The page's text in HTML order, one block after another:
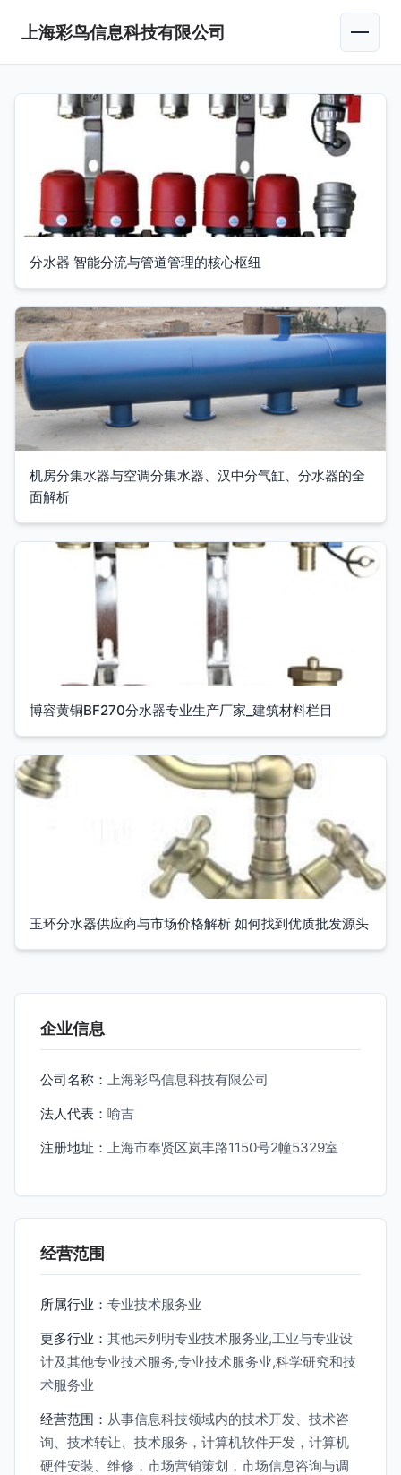
上海彩鸟信息科技有限公司
分水器 智能分流与管道管理的核心枢纽
机房分集水器与空调分集水器、汉中分气缸、分水器的全
面解析
博容黄铜BF270分水器专业生产厂家_建筑材料栏目
玉环分水器供应商与市场价格解析 如何找到优质批发源头
企业信息
公司名称： 上海彩鸟信息科技有限公司
法人代表： 喻吉
注册地址： 上海市奉贤区岚丰路1150号2幢5329室
经营范围
所属行业： 专业技术服务业
更多行业： 其他未列明专业技术服务业,工业与专业设
计及其他专业技术服务,专业技术服务业,科学研究和技
术服务业
经营范围： 从事信息科技领域内的技术开发、技术咨
询、技术转让、技术服务，计算机软件开发，计算机
硬件安装、维修，市场营销策划，市场信息咨询与调